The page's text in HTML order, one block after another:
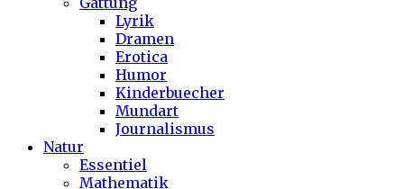
Lyrik
Dramen
Erotica
Humor
Kinderbuecher
Mundart
Journalismus
Natur
Essentiel
Mathematik